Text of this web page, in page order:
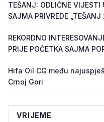
TEŠANJ: ODLIČNE
SAJMA PRIVREDE
REKORDNO
PRIJE POČETKA SAJMA
Hifa Oil CG među
Crnoj Gori
VRIJEME